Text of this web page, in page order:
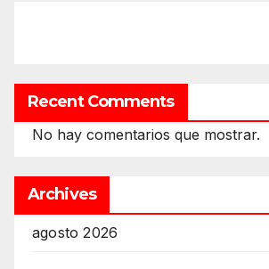
Recent Comments
No hay comentarios que mostrar.
Archives
agosto 2026